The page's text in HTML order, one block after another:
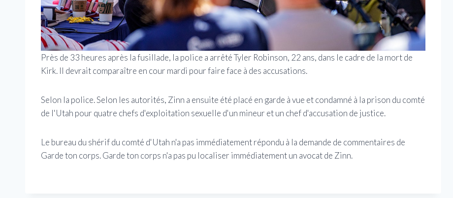
Près de 33 heures après la fusillade, la police a arrêté Tyler Robinson, 22 ans, dans le cadre de la mort de
Kirk. Il devrait comparaître en cour mardi pour faire face à des accusations.
Selon la police. Selon les autorités, Zinn a ensuite été placé en garde à vue et condamné à la prison du comté
de l'Utah pour quatre chefs d'exploitation sexuelle d'un mineur et un chef d'accusation de justice.
Le bureau du shérif du comté d'Utah n'a pas immédiatement répondu à la demande de commentaires de
Garde ton corps. Garde ton corps n'a pas pu localiser immédiatement un avocat de Zinn.